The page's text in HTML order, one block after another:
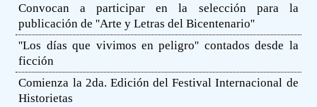
Convocan a participar en la selección para la
publicación de ''Arte y Letras del Bicentenario''
''Los días que vivimos en peligro'' contados desde la
ficción
Comienza la 2da. Edición del Festival Internacional de
Historietas